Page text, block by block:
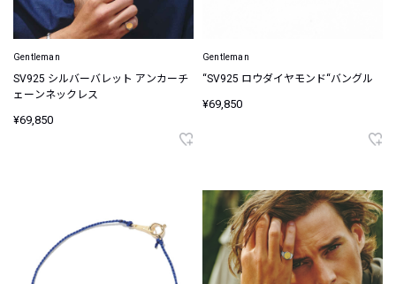
Gentleman
SV925 シルバーバレット アンカーチ
ェーンネックレス
¥69,850
Gentleman
“SV925 ロウダイヤモンド“バングル
¥69,850